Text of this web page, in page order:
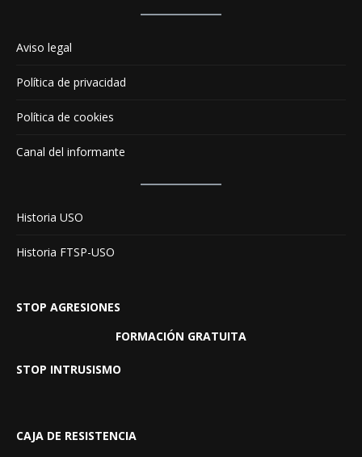
Aviso legal
Política de privacidad
Política de cookies
Canal del informante
Historia USO
Historia FTSP-USO
STOP AGRESIONES
FORMACIÓN GRATUITA
STOP INTRUSISMO
CAJA DE RESISTENCIA